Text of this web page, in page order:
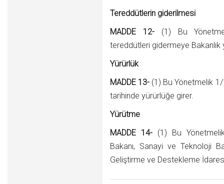
Tereddütlerin giderilmesi
MADDE 12- (1) Bu
tereddütleri gidermeye Bakanlık
Yürürlük
MADDE 13- (1) Bu Yönetmelik
tarihinde yürürlüğe girer.
Yürütme
MADDE 14- (1) Bu
Bakanı, Sanayi ve Teknoloji
Geliştirme ve Destekleme